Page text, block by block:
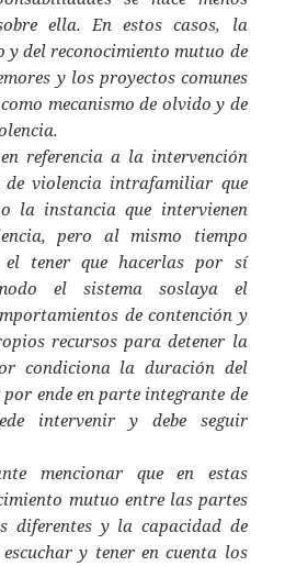
ella. En estos casos, la
del reconocimiento mutuo de
y los proyectos comunes
mecanismo de olvido y de
referencia a la intervención
de violencia intrafamiliar que
la instancia que intervienen
pero al mismo tiempo
tener que hacerlas por sí
el sistema soslaya el
de contención y
recursos para detener la
condiciona la duración del
ende en parte integrante de
intervenir y debe seguir
mencionar que en estas
mutuo entre las partes
diferentes y la capacidad de
y tener en cuenta los